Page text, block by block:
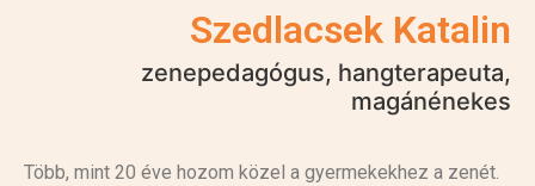
Szedlacsek Katalin
zenepedagógus, hangterapeuta,
magánénekes
Több, mint 20 éve hozom közel a gyermekekhez a zenét.